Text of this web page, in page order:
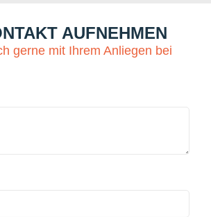
AUFNEHMEN
gerne mit Ihrem Anliegen bei